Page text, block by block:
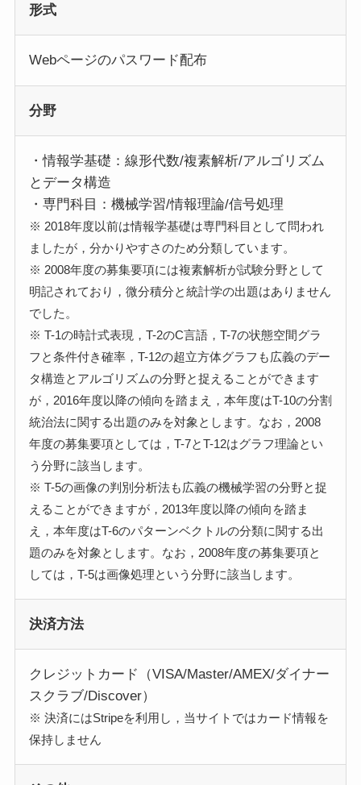
形式
Webページのパスワード配布
分野
・情報学基礎：線形代数/複素解析/アルゴリズム
とデータ構造
・専門科目：機械学習/情報理論/信号処理
※ 2018年度以前は情報学基礎は専門科目として問われ
ましたが，分かりやすさのため分類しています。
※ 2008年度の募集要項には複素解析が試験分野として
明記されており，微分積分と統計学の出題はありません
でした。
※ T-1の時計式表現，T-2のC言語，T-7の状態空間グラ
フと条件付き確率，T-12の超立方体グラフも広義のデー
タ構造とアルゴリズムの分野と捉えることができます
が，2016年度以降の傾向を踏まえ，本年度はT-10の分割
統治法に関する出題のみを対象とします。なお，2008
年度の募集要項としては，T-7とT-12はグラフ理論とい
う分野に該当します。
※ T-5の画像の判別分析法も広義の機械学習の分野と捉
えることができますが，2013年度以降の傾向を踏ま
え，本年度はT-6のパターンベクトルの分類に関する出
題のみを対象とします。なお，2008年度の募集要項と
しては，T-5は画像処理という分野に該当します。
決済方法
クレジットカード（VISA/Master/AMEX/ダイナー
スクラブ/Discover）
※ 決済にはStripeを利用し，当サイトではカード情報を
保持しません